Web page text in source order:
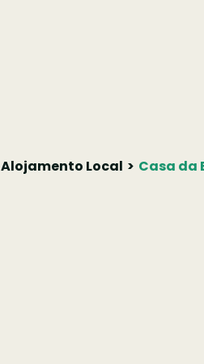
Alojamento Local Casa da